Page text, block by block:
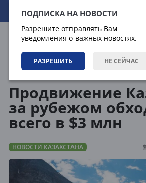
ПОДПИСКА НА НОВОСТИ
Разрешите отправлять Вам
уведомления о важных новостях.
РАЗРЕШИТЬ НЕ СЕЙЧАС
07.08.2026 00:47:26
Продвижение
за рубежом
всего в $3 млн
НОВОСТИ КАЗАХСТАНА